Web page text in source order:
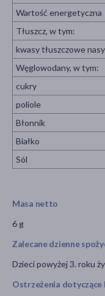
Wartość energetyczna
Tłuszcz, w tym:
kwasy tłuszczowe
Węglowodany, w tym:
cukry
poliole
Błonnik
Białko
Sól
Masa netto
6 g
Zalecane dzienne
Dzieci powyżej 3. roku
Ostrzeżenia dotyczące